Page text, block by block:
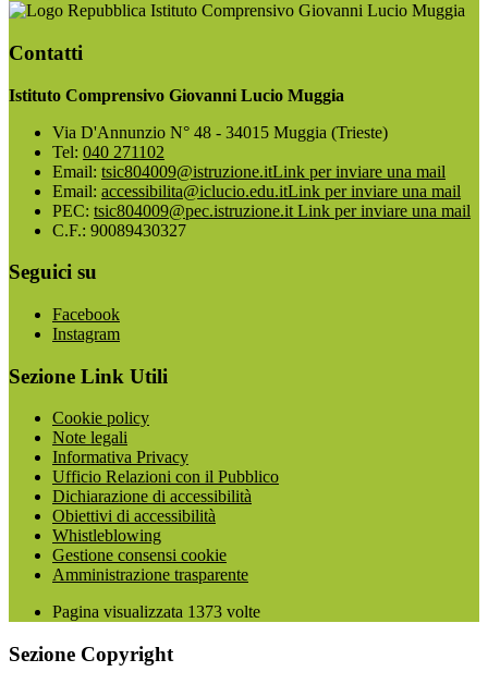
Istituto Comprensivo Giovanni Lucio Muggia
Contatti
Istituto Comprensivo Giovanni Lucio Muggia
Via D'Annunzio N° 48 - 34015 Muggia (Trieste)
Tel: 040 271102
Email: tsic804009@istruzione.itLink per inviare una mail
Email: accessibilita@iclucio.edu.itLink per inviare una mail
PEC: tsic804009@pec.istruzione.it Link per inviare una mail
C.F.: 90089430327
Seguici su
Facebook
Instagram
Sezione Link Utili
Cookie policy
Note legali
Informativa Privacy
Ufficio Relazioni con il Pubblico
Dichiarazione di accessibilità
Obiettivi di accessibilità
Whistleblowing
Gestione consensi cookie
Amministrazione trasparente
Pagina visualizzata 1373 volte
Sezione Copyright